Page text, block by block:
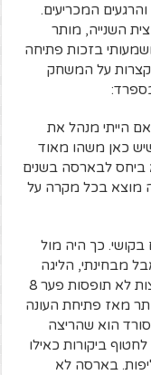
המכריעים.
השנייה, מותר
בזכות פתיחה
קצרות על המשחק
אם הייתי מנהל את
כאן משהו מאוד
ביחס לבארסה בשנים
מוצא בכל מקרה על
כך היה מול
מבחינתי, הליגה
נראית קטנה על בארסה עד כה. לרוב קבוצות לא תופסות פער 8
מאז פתיחת העונה
הוא שהריצה
ביקורות כאילו
בארסה לא